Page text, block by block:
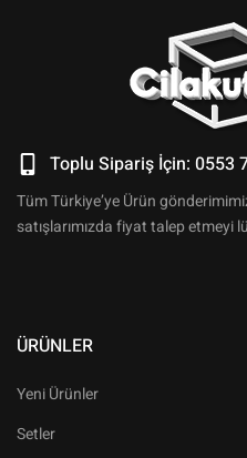
Toplu Sipariş İçin: 0553
Tüm Türkiye’ye Ürün
satışlarımızda fiyat talep etmeyi
ÜRÜNLER
Yeni Ürünler
Setler